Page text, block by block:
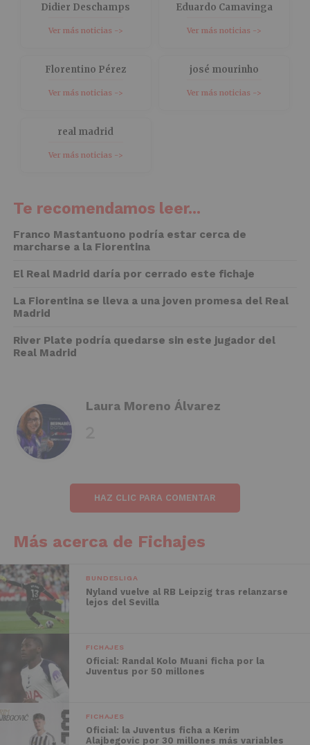
Didier Deschamps
Ver más noticias ->
Eduardo Camavinga
Ver más noticias ->
Florentino Pérez
Ver más noticias ->
josé mourinho
Ver más noticias ->
real madrid
Ver más noticias ->
Te recomendamos leer...
Franco Mastantuono podría estar cerca de
marcharse a la Fiorentina
El Real Madrid daría por cerrado este fichaje
La Fiorentina se lleva a una joven promesa del Real
Madrid
River Plate podría quedarse sin este jugador del
Real Madrid
Laura Moreno Álvarez
HAZ CLIC PARA COMENTAR
Más acerca de Fichajes
BUNDESLIGA
Nyland vuelve al RB Leipzig tras relanzarse
lejos del Sevilla
FICHAJES
Oficial: Randal Kolo Muani ficha por la
Juventus por 50 millones
FICHAJES
Oficial: la Juventus ficha a Kerim
Alajbegovic por 30 millones más variables